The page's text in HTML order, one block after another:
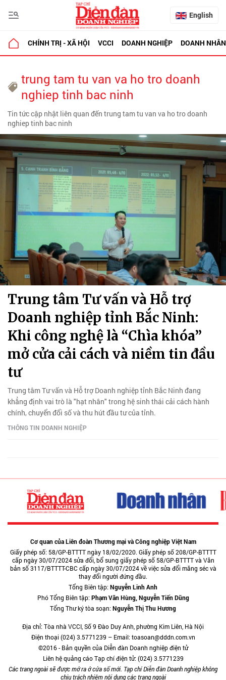
English
CHÍNH TRỊ - XÃ HỘI VCCI DOANH NGHIỆP DOANH NHÂN
trung tam tu van va ho tro doanh
nghiep tinh bac ninh
Tin tức cập nhật liên quan đến trung tam tu van va ho tro doanh
nghiep tinh bac ninh
Trung tâm Tư vấn và Hỗ trợ
Doanh nghiệp tỉnh Bắc Ninh:
Khi công nghệ là “Chìa khóa”
mở cửa cải cách và niềm tin đầu
tư
Trung tâm Tư vấn và Hỗ trợ Doanh nghiệp tỉnh Bắc Ninh đang
khẳng định vai trò là "hạt nhân" trong hệ sinh thái cải cách hành
chính, chuyển đổi số và thu hút đầu tư của tỉnh.
THÔNG TIN DOANH NGHIỆP
Cơ quan của Liên đoàn Thương mại và Công nghiệp Việt Nam
Giấy phép số: 58/GP-BTTTT ngày 18/02/2020. Giấy phép số 208/GP-BTTTT
cấp ngày 30/07/2024 sửa đổi, bổ sung giấy phép số 58/GP-BTTTT và Văn
bản số 3117/BTTTT-CBC cấp ngày 30/07/2024 về việc sửa đổi măng séc và
thay đổi người đứng đầu.
Tổng Biên tập:Nguyễn Linh Anh
Phó Tổng Biên tập:Phạm Văn Hùng, Nguyễn Tiến Dũng
Tổng Thư ký tòa soạn:Nguyễn Thị Thu Hương
Địa chỉ: Tòa nhà VCCI, Số 9 Đào Duy Anh, phường Kim Liên, Hà Nội
Điện thoại (024) 3.5771239 – Email: toasoan@dddn.com.vn
©2016 - Bản quyền của Diễn đàn Doanh nghiệp điện tử
Liên hệ quảng cáo Tạp chí điện tử: (024) 3.5771239
Các trang ngoài sẽ được mở ra ở cửa sổ mới. Tạp chí Diễn đàn Doanh nghiệp không
chịu trách nhiệm nội dung các trang ngoài